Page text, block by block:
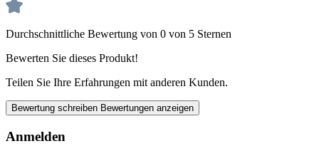
Durchschnittliche Bewertung von 0 von 5 Sternen
Bewerten Sie dieses Produkt!
Teilen Sie Ihre Erfahrungen mit anderen Kunden.
Bewertung schreiben Bewertungen anzeigen
Anmelden